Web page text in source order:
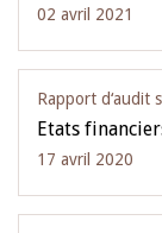
02 avril 2021
Rapport d‘audit
Etats
17 avril 2020